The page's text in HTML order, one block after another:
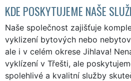
KDE POSKYTUJEME NAŠE
Naše společnost zajišťuje
vyklizení bytových nebo
ale i v celém okrese Jihlava!
vyklízení v Třešti, ale
spolehlivé a kvalitní služby